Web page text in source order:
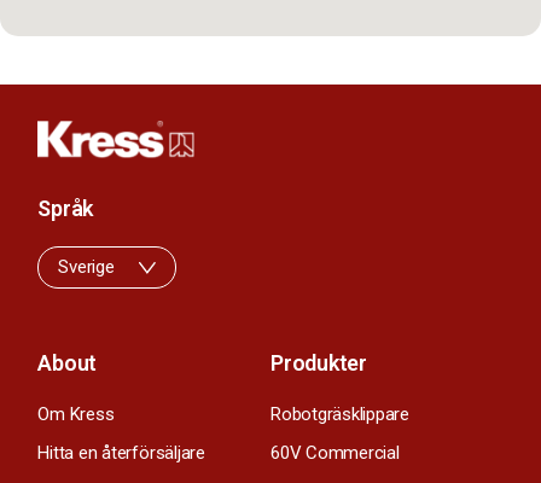
About
Om Kress
Hitta en återförsäljare
Produkter
Robotgräsklippare
60V Commercial
Språk
Sverige